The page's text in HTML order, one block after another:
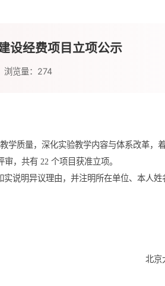
设经费项目立项公示
浏览量： 274
学质量，深化实验教学内容与体系改革，
，共有 22 个项目获准立项。
说明异议理由，并注明所在单位、本人
北京大